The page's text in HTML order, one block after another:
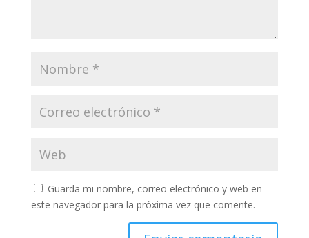
Guarda mi nombre, correo electrónico y web en
este navegador para la próxima vez que comente.